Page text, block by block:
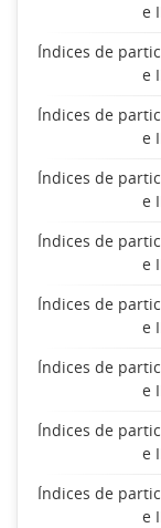
e
Índices de
e
Índices de
e
Índices de
e
Índices de
e
Índices de
e
Índices de
e
Índices de
e
Índices de
e